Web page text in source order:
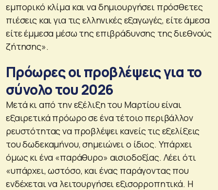
εμπορικό κλίμα και να δημιουργήσει πρόσθετες
πιέσεις και για τις ελληνικές εξαγωγές, είτε άμεσα
είτε έμμεσα μέσω της επιβράδυνσης της διεθνούς
ζήτησης».
Πρόωρες οι προβλέψεις για το
σύνολο του 2026
Μετά κι από την εξέλιξη του Μαρτίου είναι
εξαιρετικά πρόωρο σε ένα τέτοιο περιβάλλον
ρευστότητας να προβλέψει κανείς τις εξελίξεις
του δωδεκαμήνου, σημειώνει ο ίδιος. Υπάρχει
όμως κι ένα «παράθυρο» αισιοδοξίας. Λέει ότι
«υπάρχει, ωστόσο, και ένας παράγοντας που
ενδέχεται να λειτουργήσει εξισορροπητικά. Η